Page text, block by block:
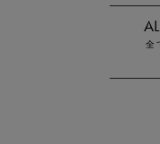
全